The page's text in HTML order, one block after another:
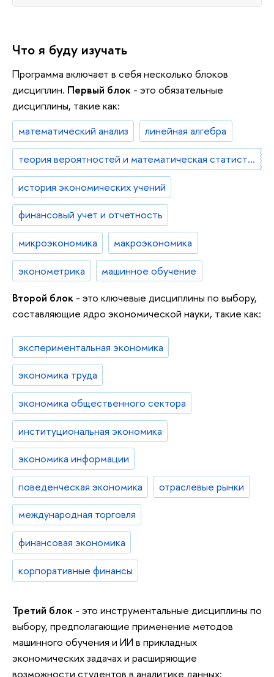
Что я буду изучать
Программа включает в себя несколько блоков
дисциплин. Первый блок - это обязательные
дисциплины, такие как:
математический анализ
линейная алгебра
теория вероятностей и математическая статистика
история экономических учений
финансовый учет и отчетность
микроэкономика
макроэкономика
эконометрика
машинное обучение
Второй блок - это ключевые дисциплины по выбору,
составляющие ядро экономической науки, такие как:
экспериментальная экономика
экономика труда
экономика общественного сектора
институциональная экономика
экономика информации
поведенческая экономика
отраслевые рынки
международная торговля
финансовая экономика
корпоративные финансы
Третий блок - это инструментальные дисциплины по
выбору, предполагающие применение методов
машинного обучения и ИИ в прикладных
экономических задачах и расширяющие
возможности студентов в аналитике данных: